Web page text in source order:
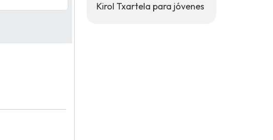
Kirol Txartela para jóvenes